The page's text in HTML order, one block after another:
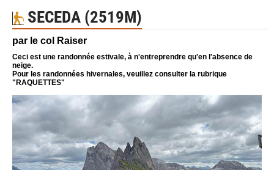
SECEDA (2519M)
par le col Raiser
Ceci est une randonnée estivale, à n'entreprendre qu'en l'absence de
neige.
Pour les randonnées hivernales, veuillez consulter la rubrique
"RAQUETTES"